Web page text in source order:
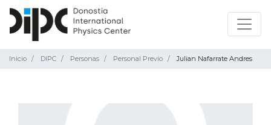
Inicio DIPC Personas Personal Previo Julian Nafarrate Andres